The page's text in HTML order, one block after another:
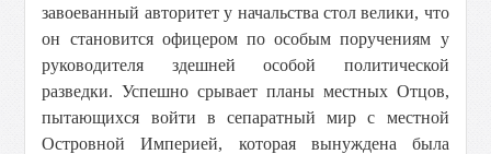
завоеванный авторитет у начальства стол велики, что
он становится офицером по особым поручениям у
руководителя здешней особой политической
разведки. Успешно срывает планы местных Отцов,
пытающихся войти в сепаратный мир с местной
Островной Империей, которая вынуждена была